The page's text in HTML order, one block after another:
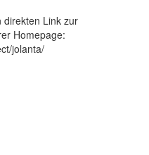
direkten Link zur
Homepage:
jolanta/